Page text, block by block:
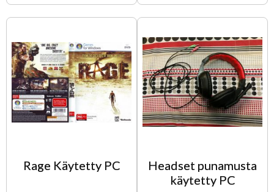
Rage Käytetty PC
Headset punamusta
käytetty PC